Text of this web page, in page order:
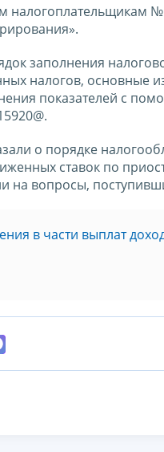
№
заполнения
налогов, основные
показателей с
о порядке
ставок по
на вопросы,
в части выплат